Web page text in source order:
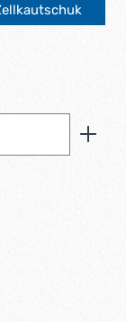
zurzeit nicht
Wert ein